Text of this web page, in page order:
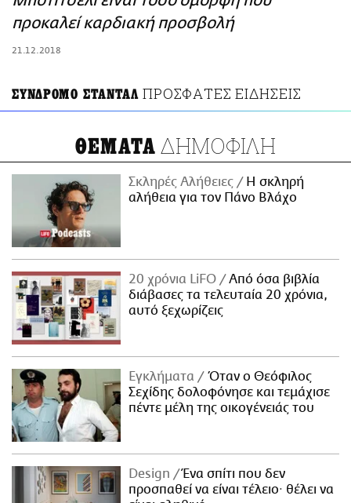
ΑΜΠΑ
προκαλεί καρδιακή προσβολή
21.12.2018
ΣΥΝΔΡΟΜΟ ΣΤΑΝΤΑΛ ΠΡΟΣΦΑΤΕΣ ΕΙΔΗΣΕΙΣ
ΘΕΜΑΤΑ ΔΗΜΟΦΙΛΗ
Σκληρές Αλήθειες
H σκληρή
αλήθεια για τον Πάνο Βλάχο
20 χρόνια LiFO
Από όσα βιβλία
διάβασες τα τελευταία 20 χρόνια,
αυτό ξεχωρίζεις
Εγκλήματα
Όταν ο Θεόφιλος
Σεχίδης δολοφόνησε και τεμάχισε
πέντε μέλη της οικογένειάς του
Design
Ένα σπίτι που δεν
προσπαθεί να είναι τέλειο· θέλει να